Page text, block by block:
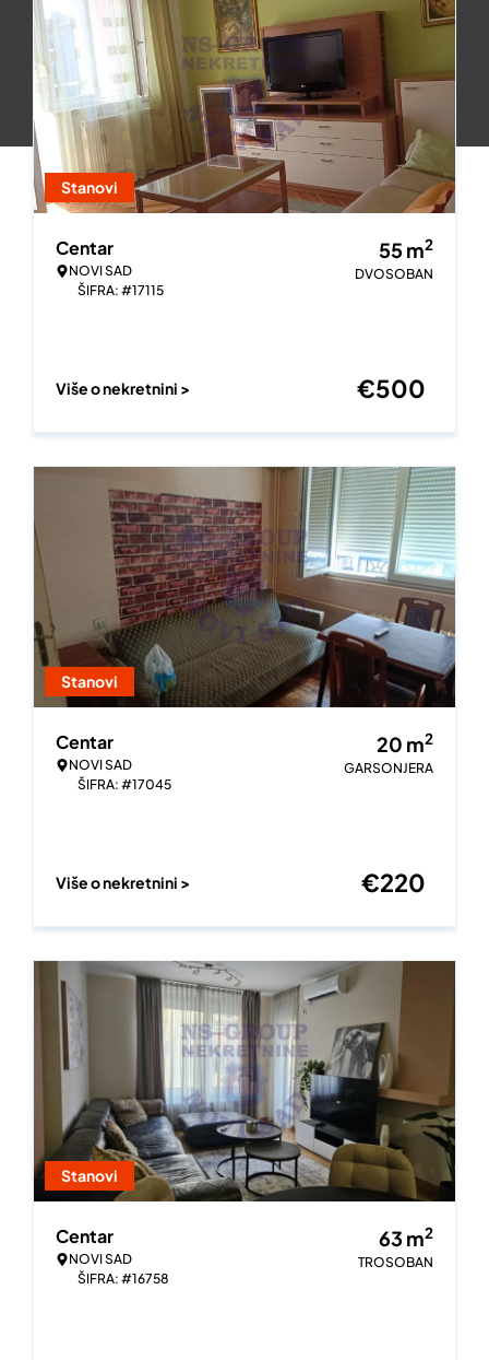
Stanovi
Centar
NOVI SAD
ŠIFRA: #17115
55m2
DVOSOBAN
Više o nekretnini > €500
Stanovi
Centar
NOVI SAD
ŠIFRA: #17045
20 m2
GARSONJERA
Više o nekretnini > €220
Stanovi
Centar
NOVI SAD
ŠIFRA: #16758
63 m2
TROSOBAN